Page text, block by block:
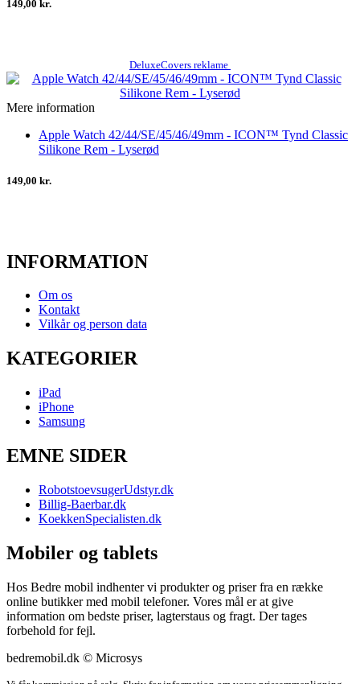
149,00 kr.
DeluxeCovers reklame
Mere information
Apple Watch 42/44/SE/45/46/49mm - ICON™ Tynd Classic
Silikone Rem - Lyserød
149,00 kr.
INFORMATION
Om os
Kontakt
Vilkår og person data
KATEGORIER
iPad
iPhone
Samsung
EMNE SIDER
RobotstoevsugerUdstyr.dk
Billig-Baerbar.dk
KoekkenSpecialisten.dk
Mobiler og tablets
Hos Bedre mobil indhenter vi produkter og priser fra en række
online butikker med mobil telefoner. Vores mål er at give
information om bedste priser, lagterstaus og fragt. Der tages
forbehold for fejl.
bedremobil.dk © Microsys